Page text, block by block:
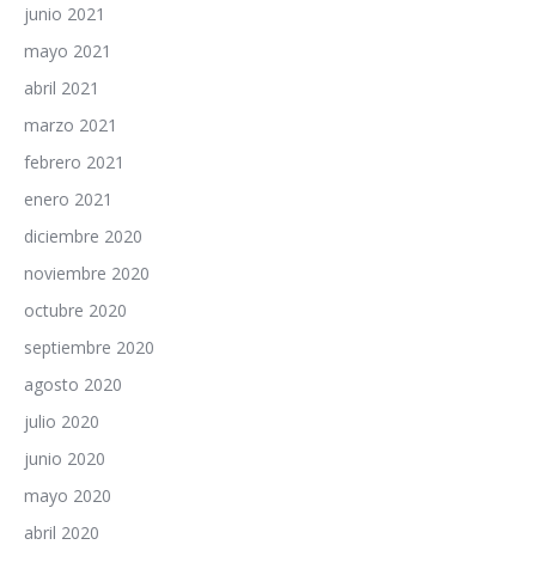
junio 2021
mayo 2021
abril 2021
marzo 2021
febrero 2021
enero 2021
diciembre 2020
noviembre 2020
octubre 2020
septiembre 2020
agosto 2020
julio 2020
junio 2020
mayo 2020
abril 2020